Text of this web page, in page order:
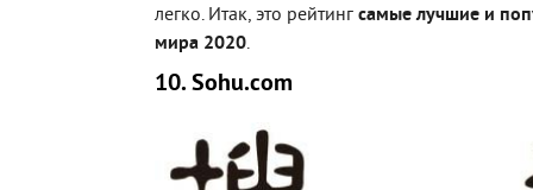
легко. Итак, это рейтинг самые лучшие и
мира 2020.
10. Sohu.com